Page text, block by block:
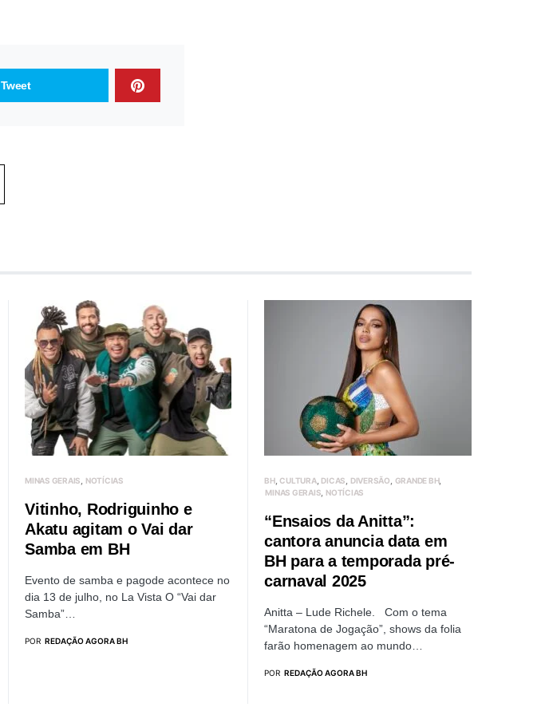
Tweet
MINAS GERAIS NOTÍCIAS
Vitinho, Rodriguinho e
Akatu agitam o Vai dar
Samba em BH
Evento de samba e pagode acontece no
dia 13 de julho, no La Vista O “Vai dar
Samba”…
POR REDAÇÃO AGORA BH
BH CULTURA DICAS DIVERSÃO GRANDE BH
MINAS GERAIS NOTÍCIAS
“Ensaios da Anitta”:
cantora anuncia data em
BH para a temporada pré-
carnaval 2025
Anitta – Lude Richele. Com o tema
“Maratona de Jogação”, shows da folia
farão homenagem ao mundo…
POR REDAÇÃO AGORA BH